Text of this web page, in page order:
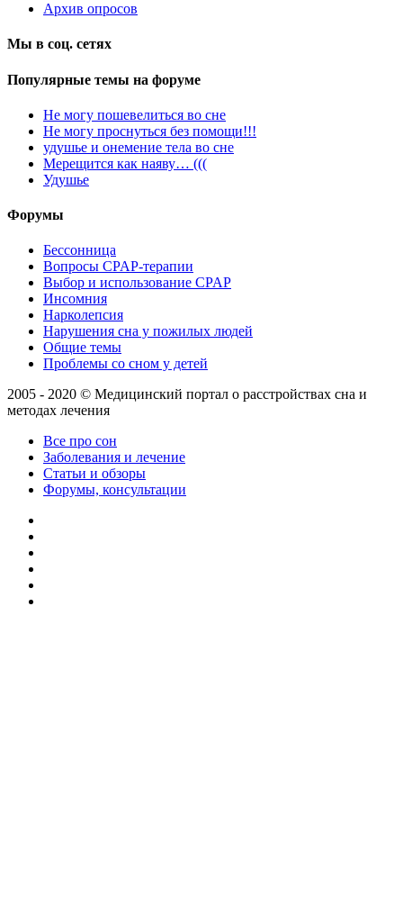
Архив опросов
Мы в соц. сетях
Популярные темы на форуме
Не могу пошевелиться во сне
Не могу проснуться без помощи!!!
удушье и онемение тела во сне
Мерещится как наяву… (((
Удушье
Форумы
Бессонница
Вопросы CPAP-терапии
Выбор и использование CPAP
Инсомния
Нарколепсия
Нарушения сна у пожилых людей
Общие темы
Проблемы со сном у детей
2005 - 2020 © Медицинский портал о расстройствах сна и
методах лечения
Все про сон
Заболевания и лечение
Статьи и обзоры
Форумы, консультации